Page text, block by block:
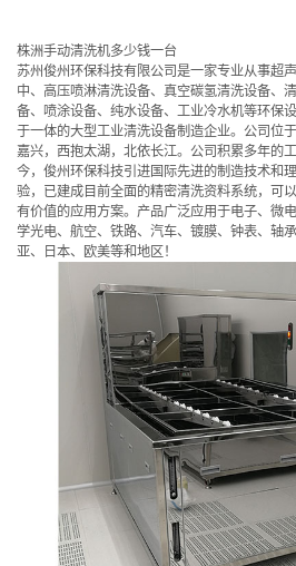
株洲手动清洗机多少钱一台
苏州俊州环保科技有限公司是一家专业从事超
中、高压喷淋清洗设备、真空碳氢清洗设备、
备、喷涂设备、纯水设备、工业冷水机等环保
于一体的大型工业清洗设备制造企业。公司位
嘉兴，西抱太湖，北依长江。公司积累多年的
今，俊州环保科技引进国际先进的制造技术和
验，已建成目前全面的精密清洗资料系统，可
有价值的应用方案。产品广泛应用于电子、微
学光电、航空、铁路、汽车、镀膜、钟表、轴
亚、日本、欧美等和地区！